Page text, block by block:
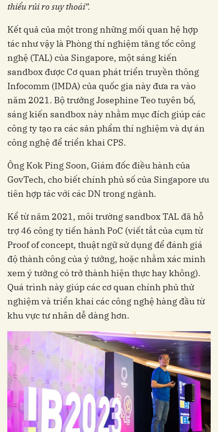
thiểu rủi ro suy thoái”.
Kết quả của một trong những mối quan hệ hợp
tác như vậy là Phòng thí nghiệm tăng tốc công
nghệ (TAL) của Singapore, một sáng kiến
sandbox được Cơ quan phát triển truyền thông
Infocomm (IMDA) của quốc gia này đưa ra vào
năm 2021. Bộ trưởng Josephine Teo tuyên bố,
sáng kiến sandbox này nhằm mục đích giúp các
công ty tạo ra các sản phẩm thí nghiệm và dự án
công nghệ để triển khai CPS.
Ông Kok Ping Soon, Giám đốc điều hành của
GovTech, cho biết chính phủ số của Singapore ưu
tiên hợp tác với các DN trong ngành.
Kể từ năm 2021, môi trường sandbox TAL đã hỗ
trợ 46 công ty tiến hành PoC (viết tắt của cụm từ
Proof of concept, thuật ngữ sử dụng để đánh giá
độ thành công của ý tưởng, hoặc nhằm xác minh
xem ý tưởng có trở thành hiện thực hay không).
Quá trình này giúp các cơ quan chính phủ thử
nghiệm và triển khai các công nghệ hàng đầu từ
khu vực tư nhân dễ dàng hơn.